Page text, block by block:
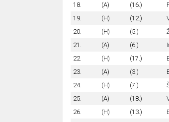
18.
(A) (16.)
19.
(H) (12.)
20.
(H) (5.)
21.
(A) (6.)
22.
(H) (17.)
23.
(A) (3.)
24.
(H) (7.)
25.
(A) (18.)
26.
(H) (13.)